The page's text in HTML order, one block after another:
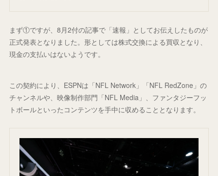
まず①ですが、8月2付の記事で「速報」としてお伝えしたものが
正式発表となりました。形としては株式交換による買収となり、
現金の支払いはないようです。
この契約により、ESPNは「NFL Network」「NFL RedZone」の
チャンネルや、映像制作部門「NFL Media」、ファンタジーフッ
トボールといったコンテンツを手中に収めることとなります。